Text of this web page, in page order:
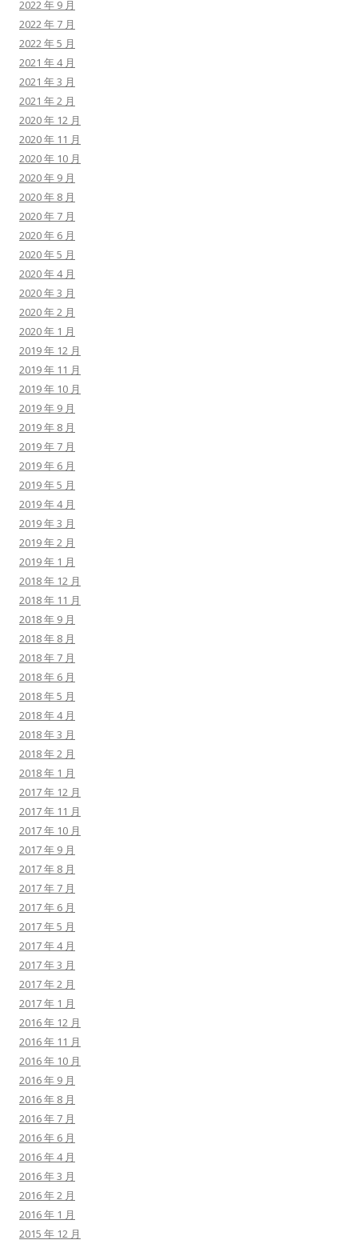
2022 年 9 月
2022 年 7 月
2022 年 5 月
2021 年 4 月
2021 年 3 月
2021 年 2 月
2020 年 12 月
2020 年 11 月
2020 年 10 月
2020 年 9 月
2020 年 8 月
2020 年 7 月
2020 年 6 月
2020 年 5 月
2020 年 4 月
2020 年 3 月
2020 年 2 月
2020 年 1 月
2019 年 12 月
2019 年 11 月
2019 年 10 月
2019 年 9 月
2019 年 8 月
2019 年 7 月
2019 年 6 月
2019 年 5 月
2019 年 4 月
2019 年 3 月
2019 年 2 月
2019 年 1 月
2018 年 12 月
2018 年 11 月
2018 年 9 月
2018 年 8 月
2018 年 7 月
2018 年 6 月
2018 年 5 月
2018 年 4 月
2018 年 3 月
2018 年 2 月
2018 年 1 月
2017 年 12 月
2017 年 11 月
2017 年 10 月
2017 年 9 月
2017 年 8 月
2017 年 7 月
2017 年 6 月
2017 年 5 月
2017 年 4 月
2017 年 3 月
2017 年 2 月
2017 年 1 月
2016 年 12 月
2016 年 11 月
2016 年 10 月
2016 年 9 月
2016 年 8 月
2016 年 7 月
2016 年 6 月
2016 年 4 月
2016 年 3 月
2016 年 2 月
2016 年 1 月
2015 年 12 月